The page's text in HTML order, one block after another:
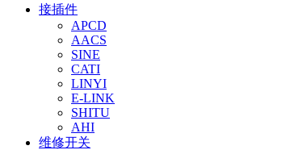
接插件
APCD
AACS
SINE
CATI
LINYI
E-LINK
SHITU
AHI
维修开关